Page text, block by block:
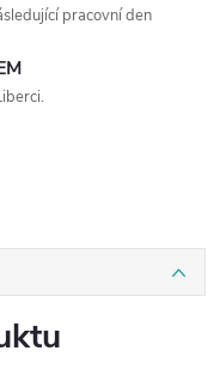
pracovní den